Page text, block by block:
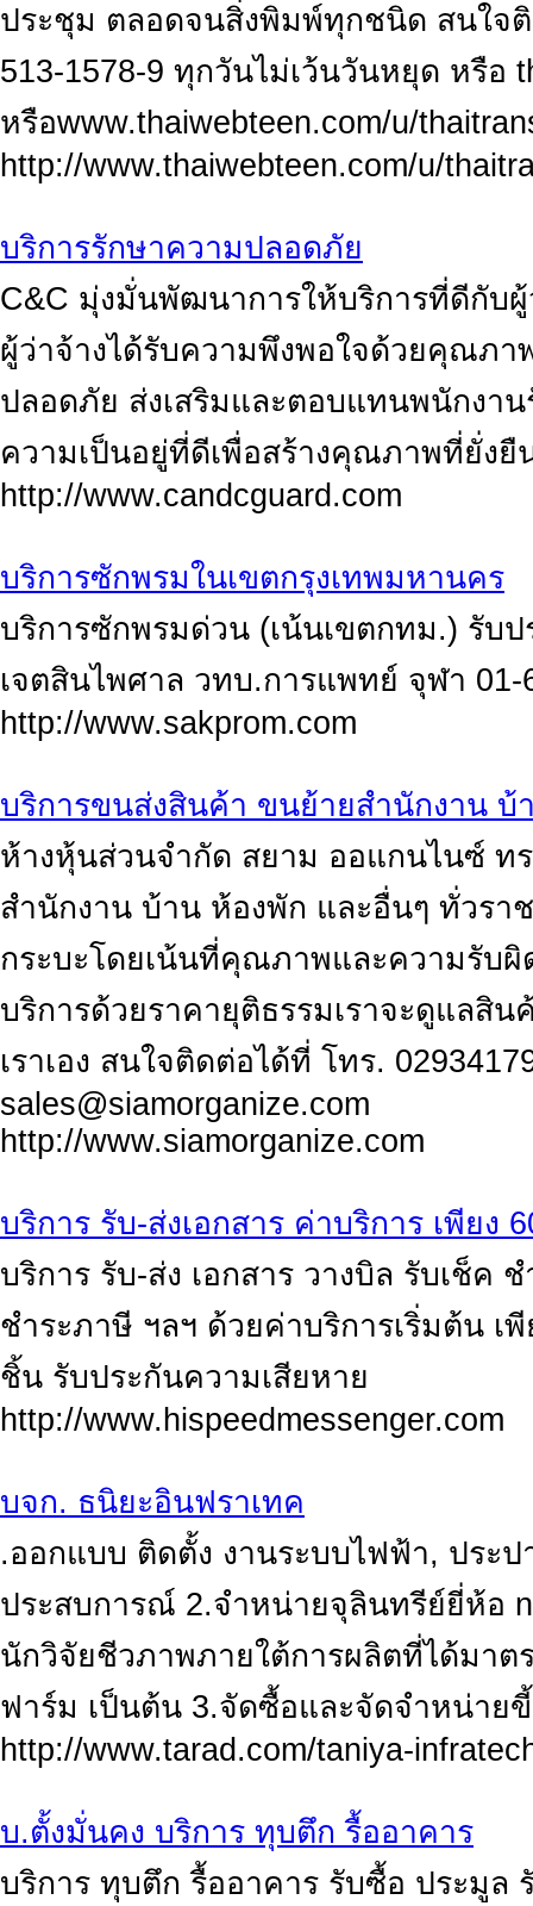
ประชุม ตลอดจนสิ่งพิมพ์ทุกชนิด สนใจ
513-1578-9 ทุกวันไม่เว้นวันหยุด หรือ
หรือwww.thaiwebteen.com/u/
http://www.thaiwebteen.com/u/
บริการรักษาความปลอดภัย
C&C มุ่งมั่นพัฒนาการให้บริการที่ดีกับผู้
ผู้ว่าจ้างได้รับความพึงพอใจด้วยคุณภ
ปลอดภัย ส่งเสริมและตอบแทนพนักงา
ความเป็นอยู่ที่ดีเพื่อสร้างคุณภาพที่ยั่งยื
http://www.candcguard.com
บริการซักพรมในเขตกรุงเทพมหานคร
บริการซักพรมด่วน (เน้นเขตกทม.) รั
เจตสินไพศาล วทบ.การแพทย์ จุฬา 01-
http://www.sakprom.com
บริการขนส่งสินค้า ขนย้ายสำนักงาน บ้
ห้างหุ้นส่วนจำกัด สยาม ออแกนไนซ์ ท
สำนักงาน บ้าน ห้องพัก และอื่นๆ ทั่วรา
กระบะโดยเน้นที่คุณภาพและความรับ
บริการด้วยราคายุติธรรมเราจะดูแลสิ
เราเอง สนใจติดต่อได้ที่ โทร.
sales@siamorganize.com
http://www.siamorganize.com
บริการ รับ-ส่งเอกสาร ค่าบริการ เพียง
บริการ รับ-ส่ง เอกสาร วางบิล รับเช็ค
ชำระภาษี ฯลฯ ด้วยค่าบริการเริ่มต้น
ชิ้น รับประกันความเสียหาย
http://www.hispeedmessenger.com
บจก. ธนิยะอินฟราเทค
.ออกแบบ ติดตั้ง งานระบบไฟฟ้า, ประ
ประสบการณ์ 2.จำหน่ายจุลินทรีย์ยี่ห้อ
นักวิจัยชีวภาพภายใต้การผลิตที่ได้มาต
ฟาร์ม เป็นต้น 3.จัดซื้อและจัดจำหน่ายขี้
http://www.tarad.com/taniya-
บ.ตั้งมั่นคง บริการ ทุบตึก รื้ออาคาร
บริการ ทุบตึก รื้ออาคาร รับซื้อ ประมูล